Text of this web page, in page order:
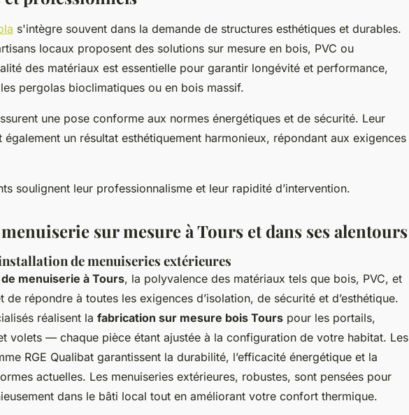
s'intègre souvent dans la demande de structures esthétiques et durables.
locaux proposent des solutions sur mesure en bois, PVC ou
des matériaux est essentielle pour garantir longévité et performance,
pergolas bioclimatiques ou en bois massif.
une pose conforme aux normes énergétiques et de sécurité. Leur
également un résultat esthétiquement harmonieux, répondant aux exigences
soulignent leur professionnalisme et leur rapidité d’intervention.
sur mesure à Tours et dans ses alentours
de menuiseries extérieures
menuiserie à Tours, la polyvalence des matériaux tels que bois, PVC, et
de répondre à toutes les exigences d’isolation, de sécurité et d’esthétique.
réalisent la fabrication sur mesure bois Tours pour les portails,
volets — chaque pièce étant ajustée à la configuration de votre habitat. Les
RGE Qualibat garantissent la durabilité, l’efficacité énergétique et la
actuelles. Les menuiseries extérieures, robustes, sont pensées pour
dans le bâti local tout en améliorant votre confort thermique.